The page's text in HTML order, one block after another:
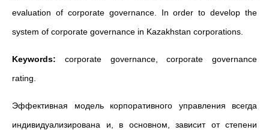
evaluation of corporate governance. In order to develop the
system of corporate governance in Kazakhstan corporations.
Keywords: corporate governance, corporate governance
rating.
Эффективная модель корпоративного управления всегда
индивидуализирована и, в основном, зависит от степени